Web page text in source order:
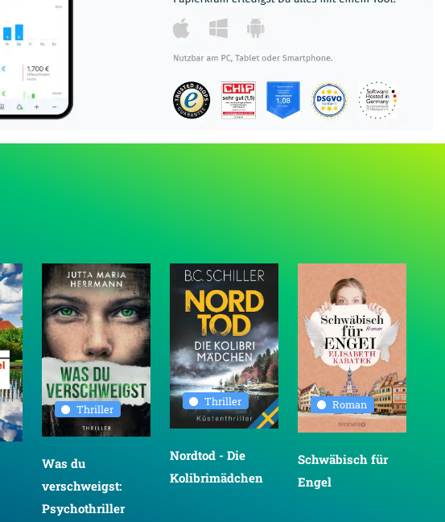
Thriller
Was du
verschweigst:
Psychothriller
Thriller
Nordtod - Die
Kolibrimädchen
Roman
Schwäbisch für
Engel